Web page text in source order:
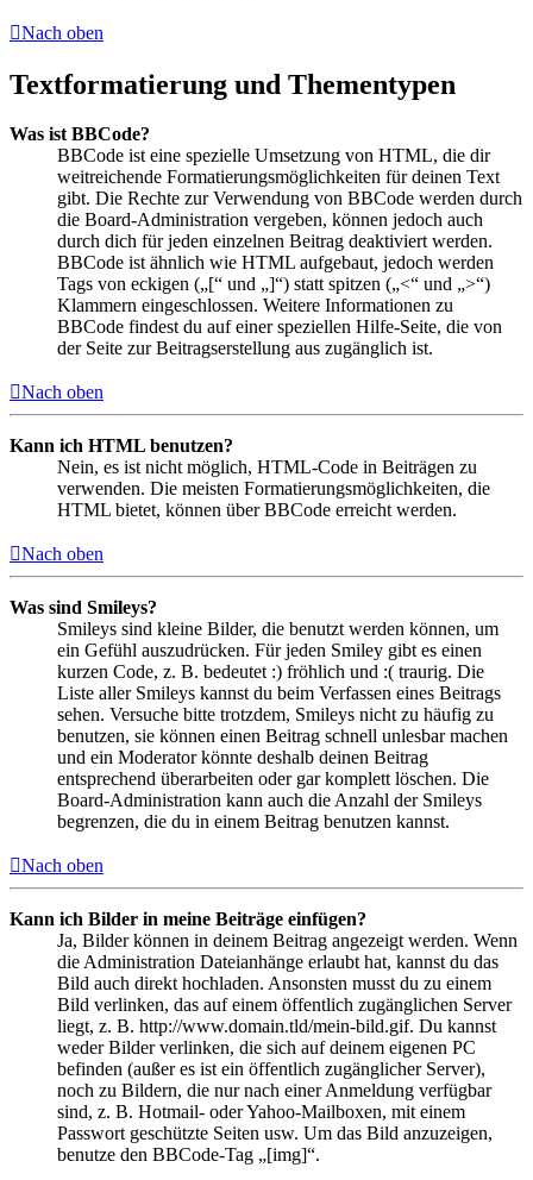
Nach oben
Textformatierung und Thementypen
Was ist BBCode?
BBCode ist eine spezielle Umsetzung von HTML, die dir
weitreichende Formatierungsmöglichkeiten für deinen Text
gibt. Die Rechte zur Verwendung von BBCode werden durch
die Board-Administration vergeben, können jedoch auch
durch dich für jeden einzelnen Beitrag deaktiviert werden.
BBCode ist ähnlich wie HTML aufgebaut, jedoch werden
Tags von eckigen („[“ und „]“) statt spitzen („<“ und „>“)
Klammern eingeschlossen. Weitere Informationen zu
BBCode findest du auf einer speziellen Hilfe-Seite, die von
der Seite zur Beitragserstellung aus zugänglich ist.
Nach oben
Kann ich HTML benutzen?
Nein, es ist nicht möglich, HTML-Code in Beiträgen zu
verwenden. Die meisten Formatierungsmöglichkeiten, die
HTML bietet, können über BBCode erreicht werden.
Nach oben
Was sind Smileys?
Smileys sind kleine Bilder, die benutzt werden können, um
ein Gefühl auszudrücken. Für jeden Smiley gibt es einen
kurzen Code, z. B. bedeutet :) fröhlich und :( traurig. Die
Liste aller Smileys kannst du beim Verfassen eines Beitrags
sehen. Versuche bitte trotzdem, Smileys nicht zu häufig zu
benutzen, sie können einen Beitrag schnell unlesbar machen
und ein Moderator könnte deshalb deinen Beitrag
entsprechend überarbeiten oder gar komplett löschen. Die
Board-Administration kann auch die Anzahl der Smileys
begrenzen, die du in einem Beitrag benutzen kannst.
Nach oben
Kann ich Bilder in meine Beiträge einfügen?
Ja, Bilder können in deinem Beitrag angezeigt werden. Wenn
die Administration Dateianhänge erlaubt hat, kannst du das
Bild auch direkt hochladen. Ansonsten musst du zu einem
Bild verlinken, das auf einem öffentlich zugänglichen Server
liegt, z. B. http://www.domain.tld/mein-bild.gif. Du kannst
weder Bilder verlinken, die sich auf deinem eigenen PC
befinden (außer es ist ein öffentlich zugänglicher Server),
noch zu Bildern, die nur nach einer Anmeldung verfügbar
sind, z. B. Hotmail- oder Yahoo-Mailboxen, mit einem
Passwort geschützte Seiten usw. Um das Bild anzuzeigen,
benutze den BBCode-Tag „[img]“.